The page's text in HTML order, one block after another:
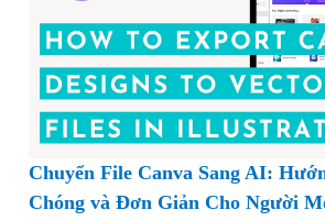
Chuyển File Canva Sang AI:
Chóng và Đơn Giản Cho Người